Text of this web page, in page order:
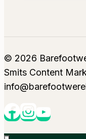
© 2026
Smits Content